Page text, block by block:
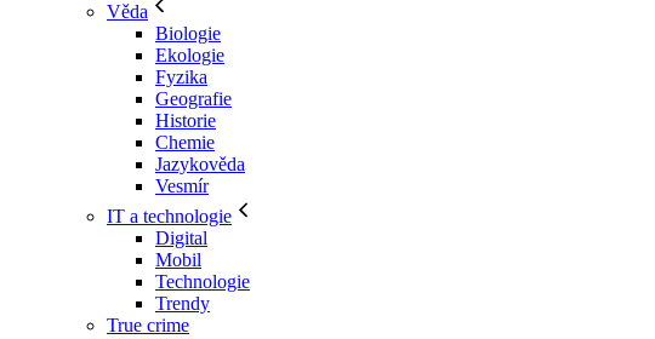
Věda
Biologie
Ekologie
Fyzika
Geografie
Historie
Chemie
Jazykověda
Vesmír
IT a technologie
Digital
Mobil
Technologie
Trendy
True crime